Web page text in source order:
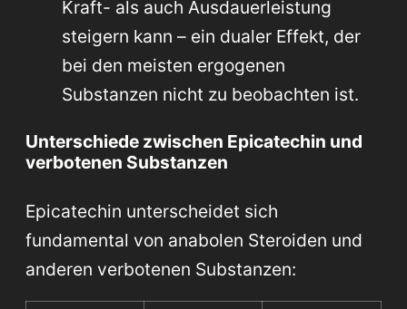
Kraft- als auch Ausdauerleistung
steigern kann – ein dualer Effekt, der
bei den meisten ergogenen
Substanzen nicht zu beobachten ist.
Unterschiede zwischen Epicatechin und
verbotenen Substanzen
Epicatechin unterscheidet sich
fundamental von anabolen Steroiden und
anderen verbotenen Substanzen: